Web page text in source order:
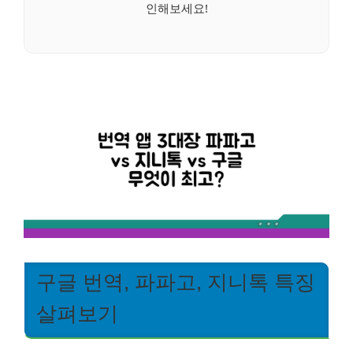
인해보세요!
구글 번역, 파파고, 지니톡 특징
살펴보기